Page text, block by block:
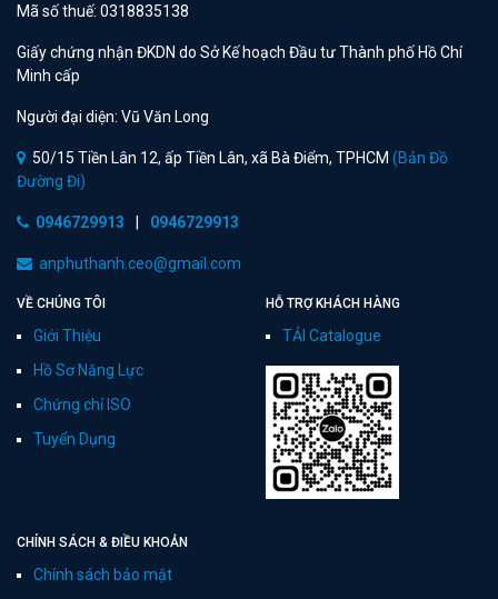
Mã số thuế: 0318835138
Giấy chứng nhận ĐKDN do Sở Kế hoạch Đầu tư Thành phố Hồ Chí
Minh cấp
Người đại diện: Vũ Văn Long
50/15 Tiền Lân 12, ấp Tiền Lân, xã Bà Điểm, TPHCM (Bản Đồ
Đường Đi)
0946729913 0946729913
anphuthanh.ceo@gmail.com
VỀ CHÚNG TÔI
Giới Thiệu
Hồ Sơ Năng Lực
Chứng chỉ ISO
Tuyển Dụng
HỖ TRỢ KHÁCH HÀNG
TẢI Catalogue
CHÍNH SÁCH & ĐIỀU KHOẢN
Chính sách bảo mật